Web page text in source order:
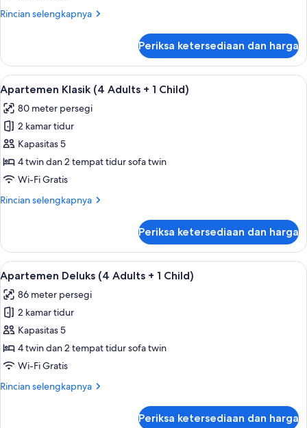
+
Rincian selengkapnya
Rincian
Apartemen
Klasik
(3
Adults
+
Child)
Periksa ketersediaan dan harga
Lihat
semua
foto
untuk
Apartemen
Klasik
(4
+
8
Apartemen Klasik (4 Adults + 1 Child)
80 meter persegi
2 kamar tidur
Kapasitas 5
4 twin dan 2 tempat tidur sofa twin
Wi-Fi Gratis
Rincian selengkapnya
Rincian
Apartemen
Klasik
(4
Adults
+
Child)
Periksa ketersediaan dan harga
Lihat
semua
foto
untuk
Apartemen
Deluks
(4
+
9
Apartemen Deluks (4 Adults + 1 Child)
86 meter persegi
2 kamar tidur
Kapasitas 5
4 twin dan 2 tempat tidur sofa twin
Wi-Fi Gratis
Rincian selengkapnya
Rincian
Periksa ketersediaan dan harga